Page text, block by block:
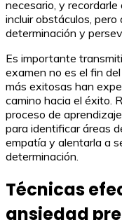
necesario, y
incluir obstáculos,
determinación y
Es importante
examen no es el fin
más exitosas han
camino hacia el éxito.
proceso de
para identificar áreas
empatía y alentarla a
determinación.
Técnicas
ansiedad